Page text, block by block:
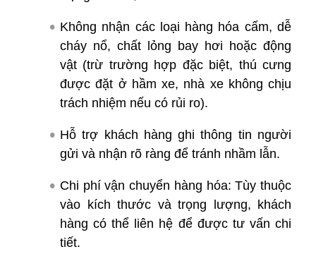
Không nhận các loại hàng hóa cấm, dễ
cháy nổ, chất lỏng bay hơi hoặc động
vật (trừ trường hợp đặc biệt, thú cưng
được đặt ở hầm xe, nhà xe không chịu
trách nhiệm nếu có rủi ro).
Hỗ trợ khách hàng ghi thông tin người
gửi và nhận rõ ràng để tránh nhầm lẫn.
Chi phí vận chuyển hàng hóa: Tùy thuộc
vào kích thước và trọng lượng, khách
hàng có thể liên hệ để được tư vấn chi
tiết.